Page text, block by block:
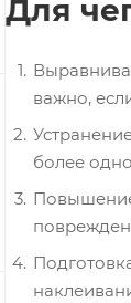
Для
важно,
более